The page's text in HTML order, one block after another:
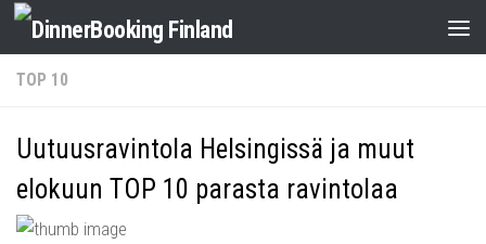
TOP 10
Uutuusravintola Helsingissä ja muut
elokuun TOP 10 parasta ravintolaa